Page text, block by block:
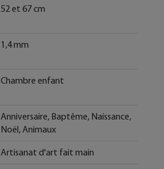
52 et 67 cm
1,4 mm
Chambre enfant
Anniversaire, Baptême, Naissance,
Noël, Animaux
Artisanat d'art fait main